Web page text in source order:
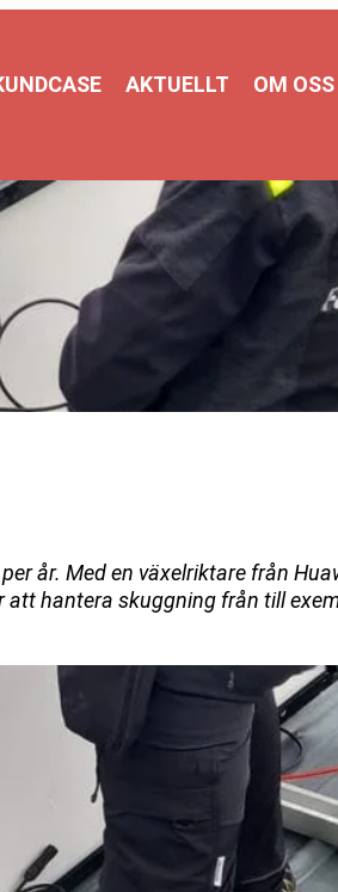
AKTUELLT OM OSS
år. Med en växelriktare från
hantera skuggning från till